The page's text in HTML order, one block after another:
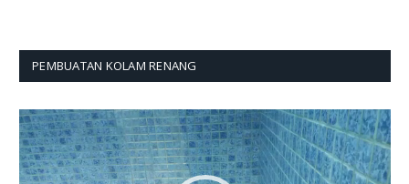
PEMBUATAN KOLAM RENANG
Pemutar
Video